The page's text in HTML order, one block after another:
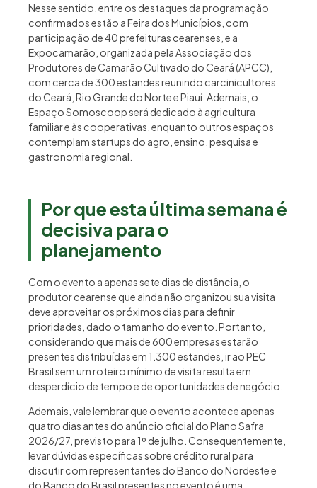
Nesse sentido, entre os destaques da programação
confirmados estão a Feira dos Municípios, com
participação de 40 prefeituras cearenses, e a
Expocamarão, organizada pela Associação dos
Produtores de Camarão Cultivado do Ceará (APCC),
com cerca de 300 estandes reunindo carcinicultores
do Ceará, Rio Grande do Norte e Piauí. Ademais, o
Espaço Somoscoop será dedicado à agricultura
familiar e às cooperativas, enquanto outros espaços
contemplam startups do agro, ensino, pesquisa e
gastronomia regional.
Por que esta última semana é
decisiva para o
planejamento
Com o evento a apenas sete dias de distância, o
produtor cearense que ainda não organizou sua visita
deve aproveitar os próximos dias para definir
prioridades, dado o tamanho do evento. Portanto,
considerando que mais de 600 empresas estarão
presentes distribuídas em 1.300 estandes, ir ao PEC
Brasil sem um roteiro mínimo de visita resulta em
desperdício de tempo e de oportunidades de negócio.
Ademais, vale lembrar que o evento acontece apenas
quatro dias antes do anúncio oficial do Plano Safra
2026/27, previsto para 1º de julho. Consequentemente,
levar dúvidas específicas sobre crédito rural para
discutir com representantes do Banco do Nordeste e
do Banco do Brasil presentes no evento é uma